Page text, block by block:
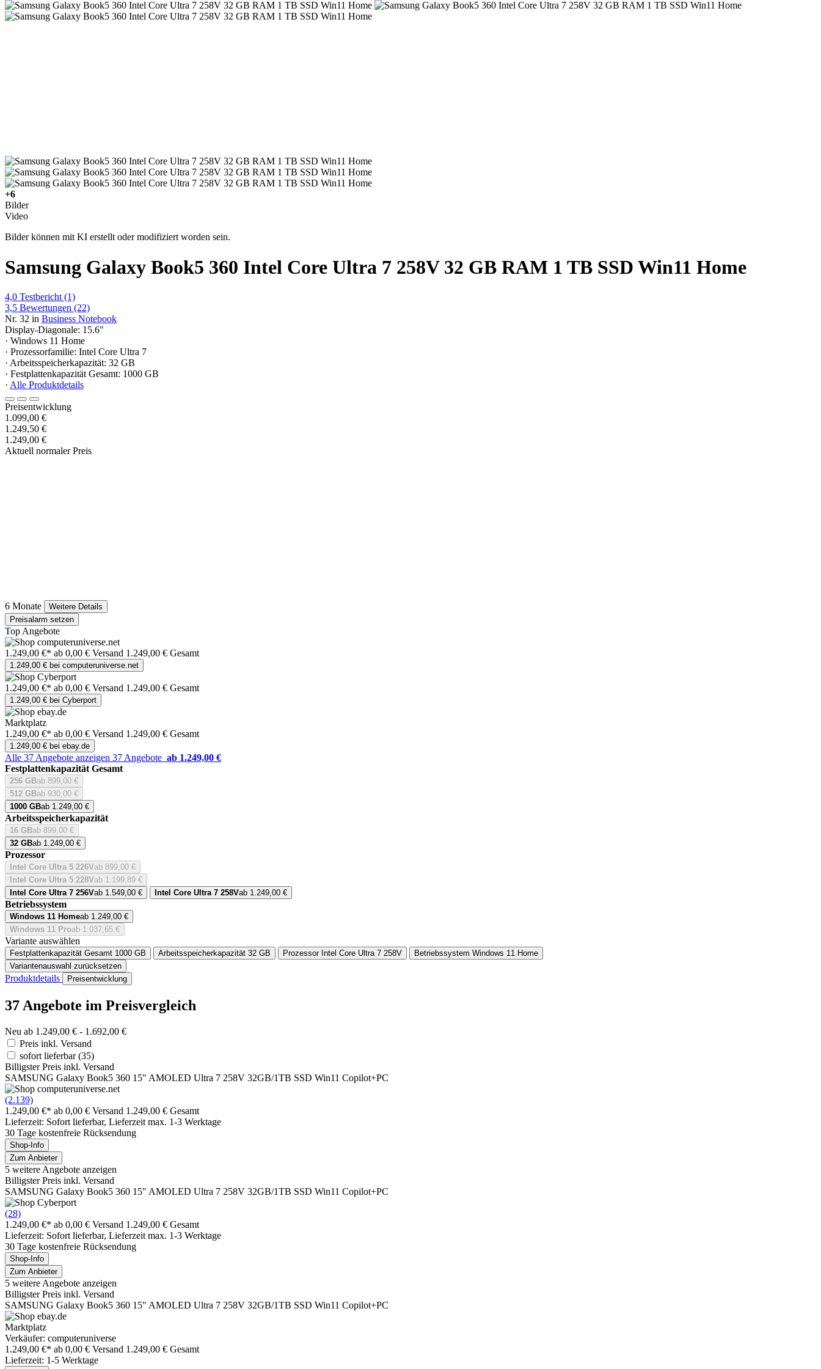
+6
Bilder
Video
Bilder können mit KI erstellt oder modifiziert worden sein.
Samsung Galaxy Book5 360 Intel Core Ultra 7 258V 32 GB RAM 1 TB SSD Win11 Home
4,0 Testbericht (1)
3,5 Bewertungen (22)
Nr. 32 in Business Notebook
Display-Diagonale: 15.6"
· Windows 11 Home
· Prozessorfamilie: Intel Core Ultra 7
· Arbeitsspeicherkapazität: 32 GB
· Festplattenkapazität Gesamt: 1000 GB
· Alle Produktdetails
Preisentwicklung
1.099,00 €
1.249,50 €
1.249,00 €
Aktuell normaler Preis
6 Monate
Weitere Details
Preisalarm setzen
Top Angebote
1.249,00 €* ab 0,00 € Versand 1.249,00 € Gesamt
1.249,00 € bei computeruniverse.net
1.249,00 €* ab 0,00 € Versand 1.249,00 € Gesamt
1.249,00 € bei Cyberport
Marktplatz
1.249,00 €* ab 0,00 € Versand 1.249,00 € Gesamt
1.249,00 € bei ebay.de
Alle 37 Angebote anzeigen 37 Angebote ab 1.249,00 €
Festplattenkapazität Gesamt
256 GBab 899,00 €
512 GBab 930,00 €
1000 GBab 1.249,00 €
Arbeitsspeicherkapazität
16 GBab 899,00 €
32 GBab 1.249,00 €
Prozessor
Intel Core Ultra 5 226Vab 899,00 €
Intel Core Ultra 5 228Vab 1.199,89 €
Intel Core Ultra 7 256Vab 1.549,00 € Intel Core Ultra 7 258Vab 1.249,00 €
Betriebssystem
Windows 11 Homeab 1.249,00 €
Windows 11 Proab 1.037,65 €
Variante auswählen
Festplattenkapazität Gesamt 1000 GB Arbeitsspeicherkapazität 32 GB Prozessor Intel Core Ultra 7 258V Betriebssystem Windows 11 Home
Variantenauswahl zurücksetzen
Produktdetails Preisentwicklung
37 Angebote im Preisvergleich
Neu ab 1.249,00 € - 1.692,00 €
Preis inkl. Versand
sofort lieferbar(35)
Billigster Preis inkl. Versand
SAMSUNG Galaxy Book5 360 15" AMOLED Ultra 7 258V 32GB/1TB SSD Win11 Copilot+PC
(2.139)
1.249,00 €* ab 0,00 € Versand 1.249,00 € Gesamt
Lieferzeit: Sofort lieferbar, Lieferzeit max. 1-3 Werktage
30 Tage kostenfreie Rücksendung
Shop-Info
Zum Anbieter
5 weitere Angebote anzeigen
Billigster Preis inkl. Versand
SAMSUNG Galaxy Book5 360 15" AMOLED Ultra 7 258V 32GB/1TB SSD Win11 Copilot+PC
(28)
1.249,00 €* ab 0,00 € Versand 1.249,00 € Gesamt
Lieferzeit: Sofort lieferbar, Lieferzeit max. 1-3 Werktage
30 Tage kostenfreie Rücksendung
Shop-Info
Zum Anbieter
5 weitere Angebote anzeigen
Billigster Preis inkl. Versand
SAMSUNG Galaxy Book5 360 15" AMOLED Ultra 7 258V 32GB/1TB SSD Win11 Copilot+PC
Marktplatz
Verkäufer: computeruniverse
1.249,00 €* ab 0,00 € Versand 1.249,00 € Gesamt
Lieferzeit: 1-5 Werktage